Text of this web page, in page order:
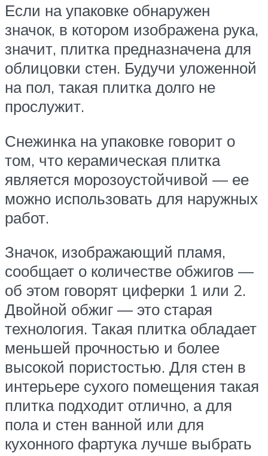
Если на упаковке обнаружен
значок, в котором изображена рука,
значит, плитка предназначена для
облицовки стен. Будучи уложенной
на пол, такая плитка долго не
прослужит.
Снежинка на упаковке говорит о
том, что керамическая плитка
является морозоустойчивой — ее
можно использовать для наружных
работ.
Значок, изображающий пламя,
сообщает о количестве обжигов —
об этом говорят циферки 1 или 2.
Двойной обжиг — это старая
технология. Такая плитка обладает
меньшей прочностью и более
высокой пористостью. Для стен в
интерьере сухого помещения такая
плитка подходит отлично, а для
пола и стен ванной или для
кухонного фартука лучше выбрать